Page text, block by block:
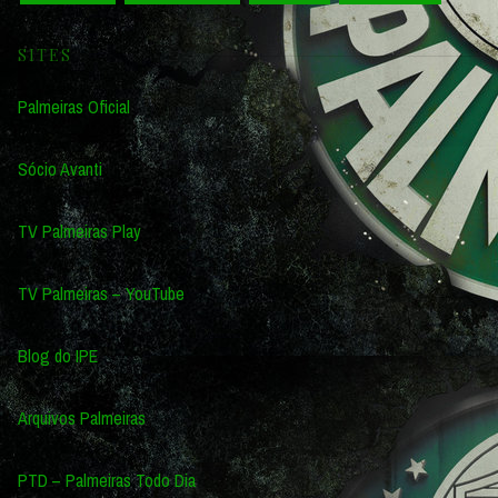
SITES
Palmeiras Oficial
Sócio Avanti
TV Palmeiras Play
TV Palmeiras – YouTube
Blog do IPE
Arquivos Palmeiras
PTD – Palmeiras Todo Dia